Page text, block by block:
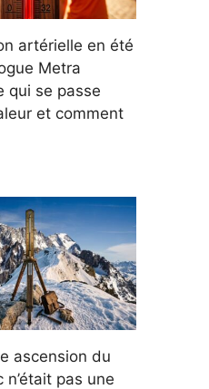
artérielle en été
Metra
qui se passe
et comment
ascension du
n’était pas une